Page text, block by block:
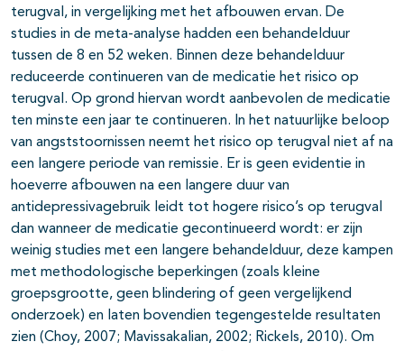
terugval, in vergelijking met het afbouwen ervan. De
studies in de meta-analyse hadden een behandelduur
tussen de 8 en 52 weken. Binnen deze behandelduur
reduceerde continueren van de medicatie het risico op
terugval. Op grond hiervan wordt aanbevolen de medicatie
ten minste een jaar te continueren. In het natuurlijke beloop
van angststoornissen neemt het risico op terugval niet af na
een langere periode van remissie. Er is geen evidentie in
hoeverre afbouwen na een langere duur van
antidepressivagebruik leidt tot hogere risico’s op terugval
dan wanneer de medicatie gecontinueerd wordt: er zijn
weinig studies met een langere behandelduur, deze kampen
met methodologische beperkingen (zoals kleine
groepsgrootte, geen blindering of geen vergelijkend
onderzoek) en laten bovendien tegengestelde resultaten
zien (Choy, 2007; Mavissakalian, 2002; Rickels, 2010). Om